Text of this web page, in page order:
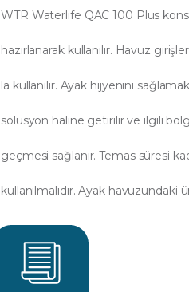
WTR Waterlife QAC 100 Plus
hazırlanarak kullanılır. Havuz
la kullanılır. Ayak hijyenini
solüsyon haline getirilir ve ilgili
geçmesi sağlanır. Temas süresi
kullanılmalıdır. Ayak